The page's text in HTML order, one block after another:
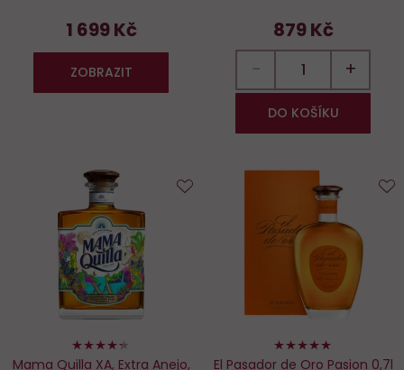
1 699 Kč
ZOBRAZIT
879 Kč
− +
DO KOŠÍKU
86%
Mama Quilla XA, Extra Anejo,
oblíbených
100%
El Pasador de Oro Pasion 0,7l